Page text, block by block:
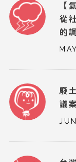
【
從
的
廢
議